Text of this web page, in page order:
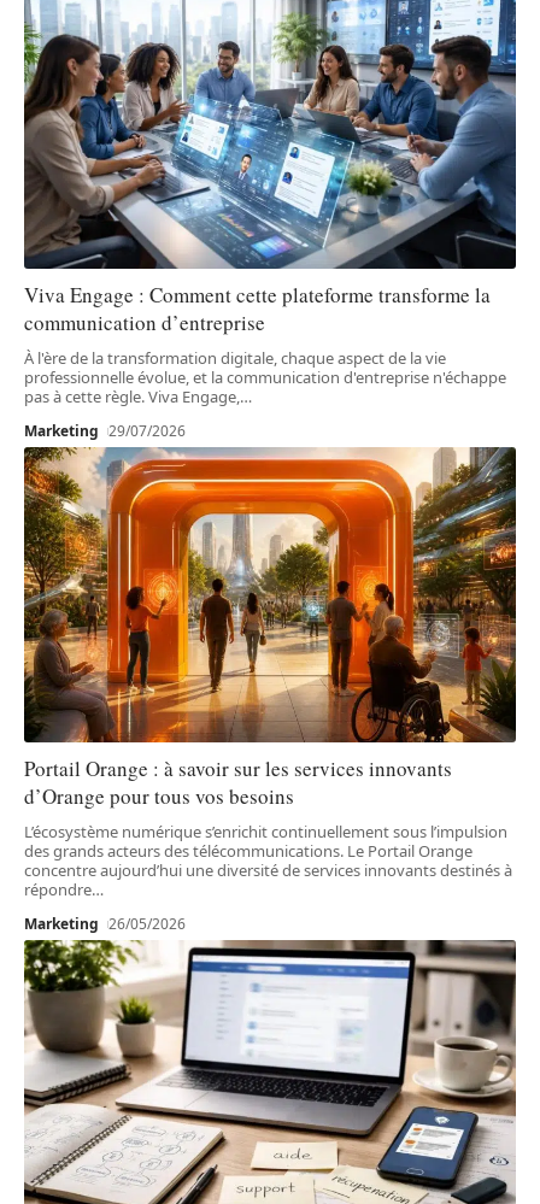
Viva Engage : Comment cette plateforme transforme la
communication d’entreprise
À l'ère de la transformation digitale, chaque aspect de la vie
professionnelle évolue, et la communication d'entreprise n'échappe
pas à cette règle. Viva Engage,…
Marketing 29/07/2026
Portail Orange : à savoir sur les services innovants
d’Orange pour tous vos besoins
L’écosystème numérique s’enrichit continuellement sous l’impulsion
des grands acteurs des télécommunications. Le Portail Orange
concentre aujourd’hui une diversité de services innovants destinés à
répondre…
Marketing 26/05/2026